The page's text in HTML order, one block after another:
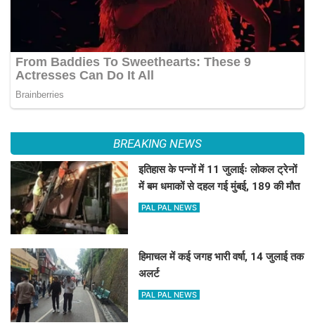
BREAKING NEWS
इतिहास के पन्नों में 11 जुलाईः लोकल ट्रेनों
में बम धमाकों से दहल गई मुंबई, 189 की मौत
PAL PAL NEWS
हिमाचल में कई जगह भारी वर्षा, 14 जुलाई तक
अलर्ट
PAL PAL NEWS